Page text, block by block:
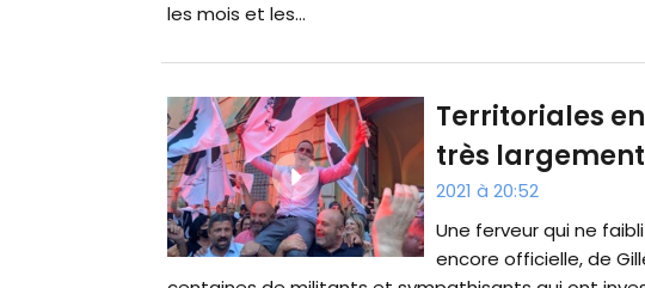
les mois et les...
Territoriales
très
2021 à 20:52
Une ferveur qui ne
encore officielle, de